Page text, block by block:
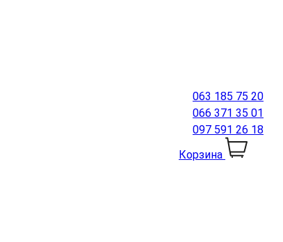
063 185 75 20
066 371 35 01
097 591 26 18
Корзина